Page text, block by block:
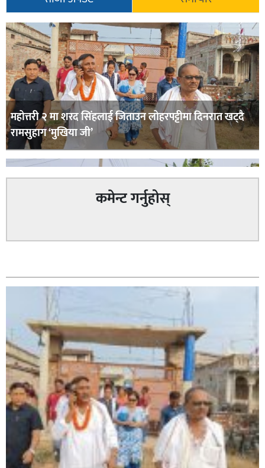
महोत्तरी २ मा शरद सिंहलाई जिताउन लोहरपट्टीमा दिनरात खट्दै
रामसुहाग ‘मुखिया जी’
सिराहा-२ मा संजय यादव भिड्ने !
कमेन्ट गर्नुहोस्